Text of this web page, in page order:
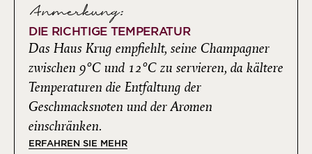
Anmerkung:
DIE RICHTIGE TEMPERATUR
Das Haus Krug empfiehlt, seine Champagner
zwischen 9°C und 12°C zu servieren, da kältere
Temperaturen die Entfaltung der
Geschmacksnoten und der Aromen
einschränken.
ERFAHREN SIE MEHR